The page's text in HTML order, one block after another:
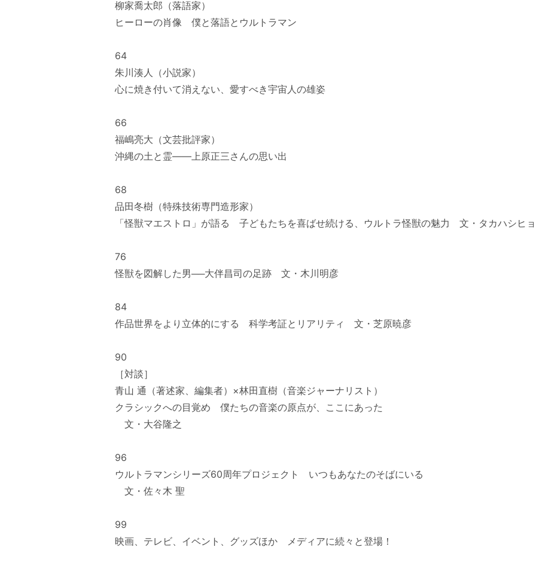
柳家喬太郎（落語家）
ヒーローの肖像 僕と落語とウルトラマン
64
朱川湊人（小説家）
心に焼き付いて消えない、愛すべき宇宙人の雄姿
66
福嶋亮大（文芸批評家）
沖縄の土と霊――上原正三さんの思い出
68
品田冬樹（特殊技術専門造形家）
「怪獣マエストロ」が語る 子どもたちを喜ばせ続ける、ウルトラ怪獣の魅力 文・タカハシヒ
76
怪獣を図解した男──大伴昌司の足跡 文・木川明彦
84
作品世界をより立体的にする 科学考証とリアリティ 文・芝原暁彦
90
［対談］
青山 通（著述家、編集者）×林田直樹（音楽ジャーナリスト）
クラシックへの目覚め 僕たちの音楽の原点が、ここにあった
文・大谷隆之
96
ウルトラマンシリーズ60周年プロジェクト いつもあなたのそばにいる
文・佐々木 聖
99
映画、テレビ、イベント、グッズほか メディアに続々と登場！